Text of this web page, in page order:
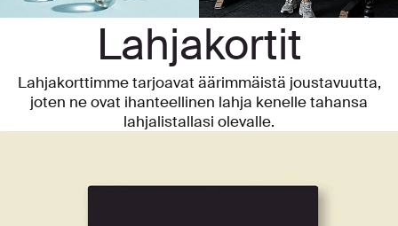
Lahjakortit
Lahjakorttimme tarjoavat äärimmäistä joustavuutta,
joten ne ovat ihanteellinen lahja kenelle tahansa
lahjalistallasi olevalle.